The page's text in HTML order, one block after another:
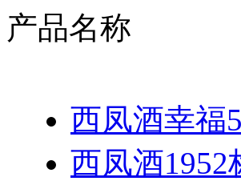
产品名称
西凤酒幸福
西凤酒1952